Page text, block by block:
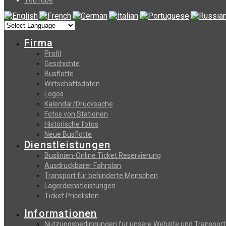
Firma
Profil
Geschichte
Busflotte
Wirtschaftsdaten
Logos
Kalendar/Drucksache
Fotos von Stationen
Historische fotos
Neue Busflotte
Dienstleistungen
Buslinien-Online Ticket Reservierung
Αusdruckbarer Fahrplan
Transport für behinderte Menschen
Lagerdienstleistungen
Ticket Pricelisten
Informationen
Nutzungsbedingungen fur unsere Website und